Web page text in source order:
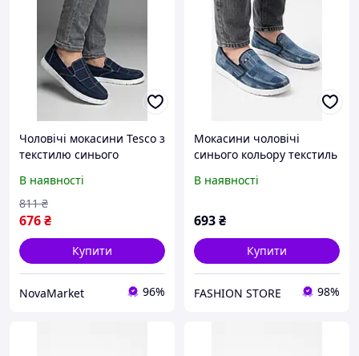
Чоловічі мокасини Tesco з
текстилю синього
Довжина устілки 27,5 см,
Ширина стопи 9 см,
Товщина підошви 2 см,
В наявності
676₴
811 ₴
Купити
NovaMarket 96%
Мокасини чоловічі
синього кольору текстиль
В наявності
693₴
Купити
FASHION STORE 98%